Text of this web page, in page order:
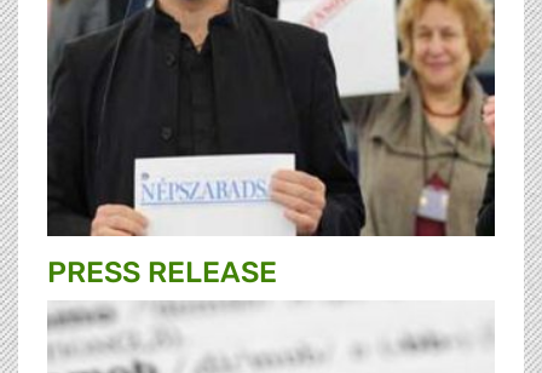
PRESS RELEASE